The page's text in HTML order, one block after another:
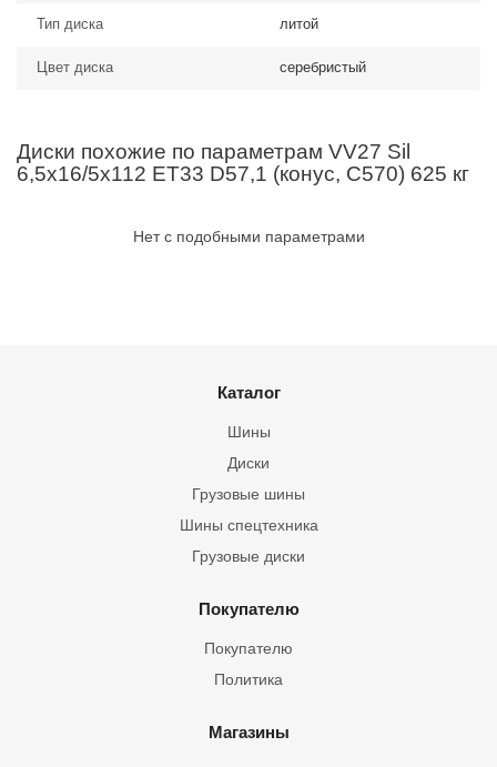
Тип диска литой
Цвет диска серебристый
Диски похожие по параметрам VV27 Sil
6,5x16/5x112 ET33 D57,1 (конус, C570) 625 кг
Нет с подобными параметрами
Каталог
Шины
Грузовые шины
Шины спецтехника
Диски
Грузовые диски
Покупателю
Покупателю
Политика
Магазины